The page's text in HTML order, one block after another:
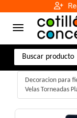
Toggle navigation
Decoracion para
Velas Torneadas